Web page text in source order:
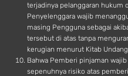
terjadinya pelanggaran hukum
Penyelenggara wajib
masing Pengguna sebagai
tersebut di atas tanpa
kerugian menurut Kitab
Bahwa Pemberi pinjaman
sepenuhnya risiko atas